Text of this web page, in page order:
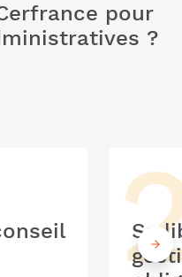
pour
?
Se